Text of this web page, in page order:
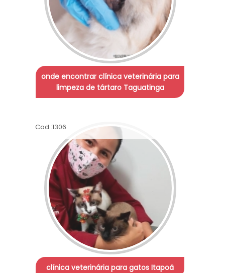
onde encontrar clínica veterinária para
limpeza de tártaro Taguatinga
Cod.:1306
clínica veterinária para gatos Itapoã